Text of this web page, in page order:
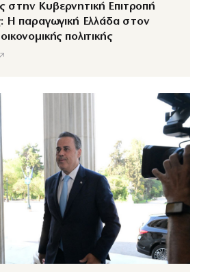
στην Κυβερνητική Επιτροπή
Η παραγωγική Ελλάδα στον
πολιτικής
↗